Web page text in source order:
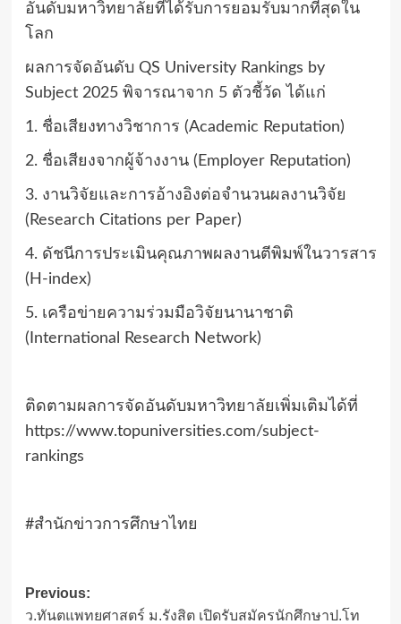
อันดับมหาวิทยาลัยที่ได้รับการยอมรับมากที่สุดใน
โลก
ผลการจัดอันดับ QS University Rankings by
Subject 2025 พิจารณาจาก 5 ตัวชี้วัด ได้แก่
1. ชื่อเสียงทางวิชาการ (Academic Reputation)
2. ชื่อเสียงจากผู้จ้างงาน (Employer Reputation)
3. งานวิจัยและการอ้างอิงต่อจำนวนผลงานวิจัย
(Research Citations per Paper)
4. ดัชนีการประเมินคุณภาพผลงานตีพิมพ์ในวารสาร
(H-index)
5. เครือข่ายความร่วมมือวิจัยนานาชาติ
(International Research Network)
ติดตามผลการจัดอันดับมหาวิทยาลัยเพิ่มเติมได้ที่
https://www.topuniversities.com/subject-
rankings
#สำนักข่าวการศึกษาไทย
Post
Previous:
ว.ทันตแพทยศาสตร์ ม.รังสิต เปิดรับสมัครนักศึกษาป.โท